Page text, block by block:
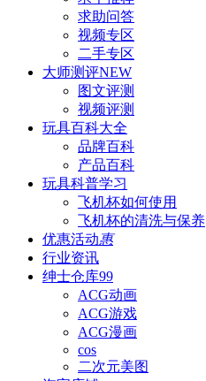
求助问答
视频专区
二手专区
大师测评NEW
图文评测
视频评测
玩具百科大全
品牌百科
产品百科
玩具科普学习
飞机杯如何使用
飞机杯的清洗与保养
优惠活动惠
行业资讯
绅士仓库99
ACG动画
ACG游戏
ACG漫画
cos
二次元美图